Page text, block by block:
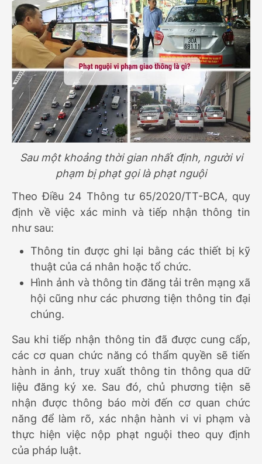
Sau một khoảng thời gian nhất định, người vi
phạm bị phạt gọi là phạt nguội
Theo Điều 24 Thông tư 65/2020/TT-BCA, quy
định về việc xác minh và tiếp nhận thông tin
như sau:
Thông tin được ghi lại bằng các thiết bị kỹ
thuật của cá nhân hoặc tổ chức.
Hình ảnh và thông tin đăng tải trên mạng xã
hội cũng như các phương tiện thông tin đại
chúng.
Sau khi tiếp nhận thông tin đã được cung cấp,
các cơ quan chức năng có thẩm quyền sẽ tiến
hành in ảnh, truy xuất thông tin thông qua dữ
liệu đăng ký xe. Sau đó, chủ phương tiện sẽ
nhận được thông báo mời đến cơ quan chức
năng để làm rõ, xác nhận hành vi vi phạm và
thực hiện việc nộp phạt nguội theo quy định
của pháp luật.